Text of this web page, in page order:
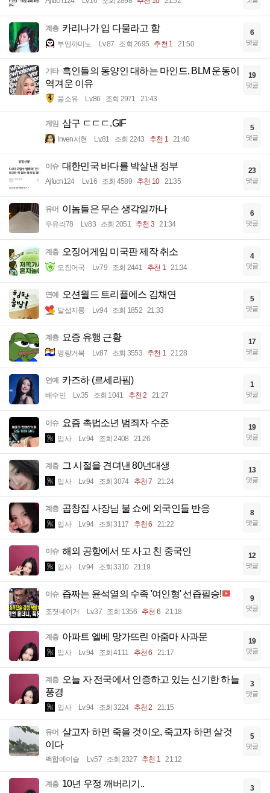
계층 카리나가 입 다물라고 함
부엔까미노 Lv.87 조회 2695 추천 1 21:50
6
댓글
기타 흑인들의 동양인 대하는 마인드, BLM 운동이
역겨운 이유
풀소유 Lv.86 조회 2971 21:43
19
댓글
게임 삼구 ㄷㄷㄷ.GIF
Inven서현 Lv.81 조회 2243 추천 1 21:40
5
댓글
이슈 대한민국 바다를 박살낸 정부
Ajfucn124 Lv.16 조회 4589 추천 10 21:35
23
댓글
유머 이놈들은 무슨 생각일까나
우유리78 Lv.83 조회 2051 추천 3 21:34
6
댓글
계층 오징어게임 미국판 제작 취소
오징어국 Lv.79 조회 2441 추천 1 21:34
4
댓글
연예 오션월드 트리플에스 김채연
달섭지롱 Lv.94 조회 1852 21:33
5
댓글
계층 요증 유행 근황
명량거북 Lv.87 조회 3553 추천 1 21:28
17
댓글
연예 카즈하 (르세라핌)
배수민 Lv.35 조회 1041 추천 2 21:27
1
댓글
이슈 요즘 촉법소년 범죄자 수준
입사 Lv.94 조회 2408 21:26
19
댓글
계층 그 시절을 견뎌낸 80년대생
입사 Lv.94 조회 3074 추천 7 21:24
13
댓글
계층 곱창집 사장님 불 쇼에 외국인들 반응
입사 Lv.94 조회 3117 추천 6 21:22
8
댓글
이슈 해외 공항에서 또 사고 친 중국인
입사 Lv.94 조회 3310 21:19
12
댓글
이슈 즙짜는 윤석열의 수족 '여인형' 선즙필승!
조졋네이거 Lv.37 조회 1356 추천 6 21:18
9
댓글
계층 아파트 엘베 망가뜨린 아줌마 사과문
입사 Lv.94 조회 4111 추천 6 21:17
19
댓글
계층 오늘 자 전국에서 인증하고 있는 신기한 하늘
풍경
입사 Lv.94 조회 3224 추천 2 21:15
3
댓글
유머 살고자 하면 죽을 것이오, 죽고자 하면 살것
이다
백합에이슬 Lv.57 조회 2327 추천 1 21:12
5
댓글
계층 10년 우정 깨버리기.. 3